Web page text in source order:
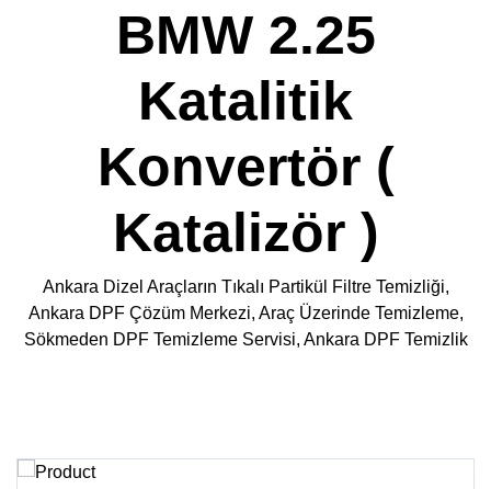
BMW 2.25
Katalitik
Konvertör (
Katalizör )
Ankara Dizel Araçların Tıkalı Partikül Filtre Temizliği,
Ankara DPF Çözüm Merkezi, Araç Üzerinde Temizleme,
Sökmeden DPF Temizleme Servisi, Ankara DPF Temizlik